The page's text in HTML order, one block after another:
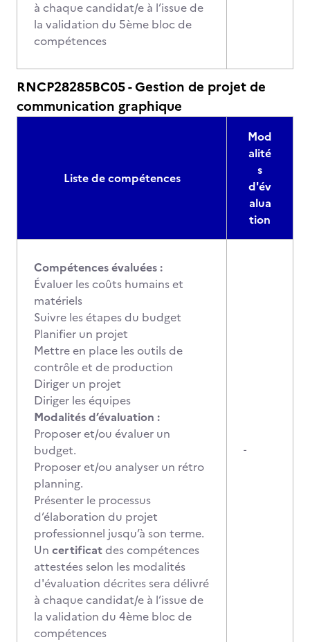
à chaque candidat/e à l’issue de
la validation du 5ème bloc de
compétences
RNCP28285BC05 - Gestion de projet de
communication graphique
Liste de compétences
Mod
alité
s
d'év
alua
tion
Compétences évaluées :
Évaluer les coûts humains et
matériels
Suivre les étapes du budget
Planifier un projet
Mettre en place les outils de
contrôle et de production
Diriger un projet
Diriger les équipes
Modalités d’évaluation :
Proposer et/ou évaluer un
budget.
Proposer et/ou analyser un rétro
planning.
Présenter le processus
d’élaboration du projet
professionnel jusqu’à son terme.
Un certificatdes compétences
attestées selon les modalités
d'évaluation décrites sera délivré
à chaque candidat/e à l’issue de
la validation du 4ème bloc de
compétences
-